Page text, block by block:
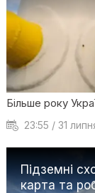
Більше року
23:55 / 31
Підземні
карта та